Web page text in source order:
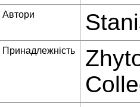
Автори
Принадлежність